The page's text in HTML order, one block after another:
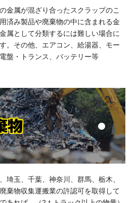
金属が混ざり合ったスクラップのこ
済み製品や廃棄物の中に含まれる金
属として分類するには難しい場合に
。その他、エアコン、給湯器、モー
盤・トランス、バッテリー等
物
埼玉、千葉、神奈川、群馬、栃木、
棄物収集運搬業の許認可を取得して